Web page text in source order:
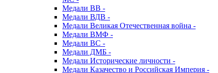
Медали ВВ -
Медали ВДВ -
Медали Великая Отечественная война -
Медали ВМФ -
Медали ВС -
Медали ДМБ -
Медали Исторические личности -
Медали Казачество и Российская Империя -